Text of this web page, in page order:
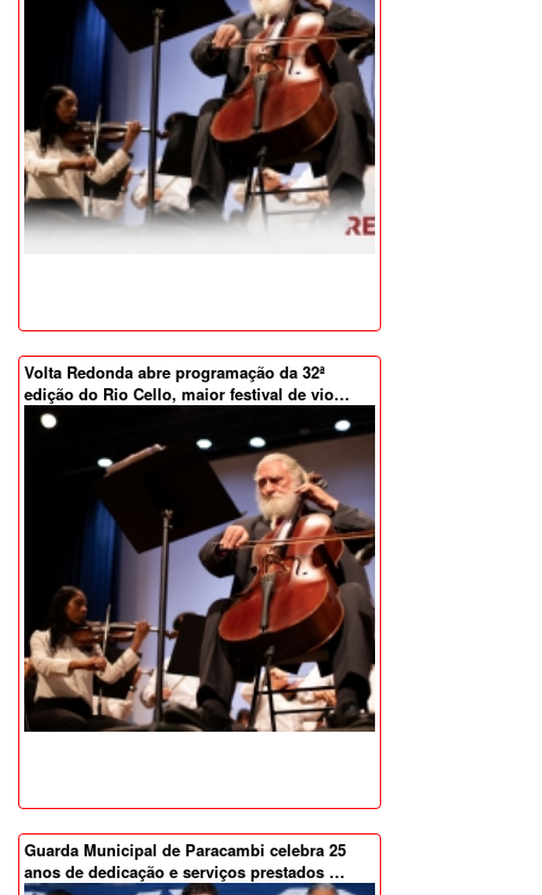
Volta Redonda abre programação da 32ª
edição do Rio Cello, maior festival de vio…
Guarda Municipal de Paracambi celebra 25
anos de dedicação e serviços prestados …